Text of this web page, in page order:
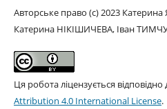
Авторське право (c) 2023
Катерина НІКІШИЧЕВА, Іван
Ця робота ліцензується відповідно
Attribution 4.0 International License.